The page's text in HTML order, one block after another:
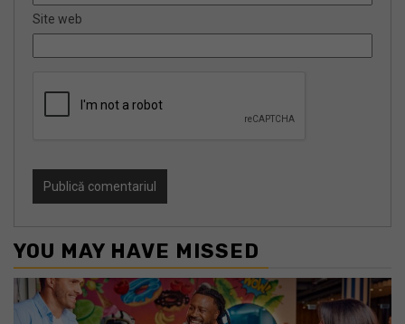
Site web
YOU MAY HAVE MISSED